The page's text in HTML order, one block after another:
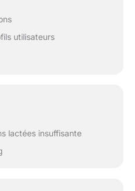
utilisateurs
lactées insuffisante